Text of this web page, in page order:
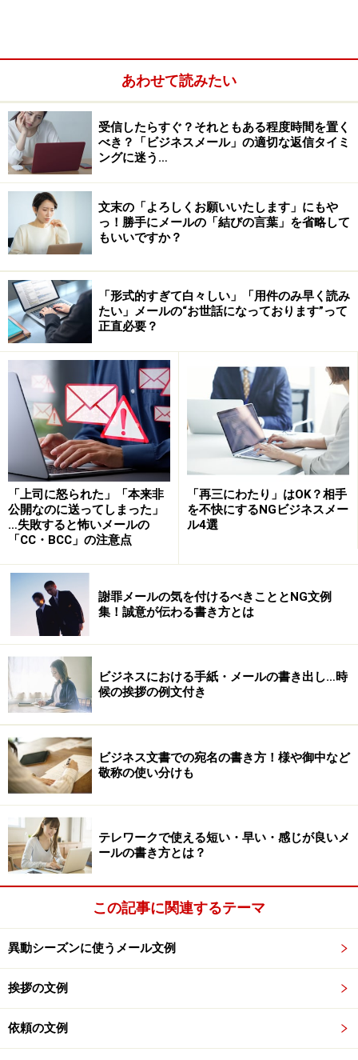
また、受信したメールを読む際には、相手の送信時刻も
チェックしてください。朝早い時刻や夜遅い時刻であれ
ば、相手は急いでいるかもしれませんので、クイックレ
スポンスを心掛けてみてください。
もしも正式な回答ができない場合は、メールを受け取っ
た旨を先に伝え、「ご依頼の件、〇〇日に改めて回答し
ます」などと伝えておけば、相手は安心します。
一方、こちらが返信する時刻は、原則として就業時間で
す。企業の就業規則で定められた始業時刻から終業時刻
までの間に送りましょう。夜中に送信すると、ブラック
企業では？と疑われてしまうかもしれません。
メール返信を効率化する方法
メール返信を効率化する方法としては、自分の中で「1
日5回、メールをチェックする」などルール化すること
をおすすめします。「出勤時、ランチ前、15時、17時、
帰社前」など、あらかじめメールを見る時間を決めてお
きます。
「メールを受信するたびに読んでは返す」を繰り返す
と、時間がいくらあっても足りません。また、受信した
メールに優先順位をつけ、重要度と緊急度の高いメール
から返信していくと効率的です。
もしも返信するタイミングを逃してしまっ
たときは
適切なタイミングに返信できなかった場合は、「返信が
遅くなり申し訳ございません」と謝ってから本題に入り
ましょう。今後もやりとりする相手であれば、事前に研
修や出張、長期休暇などで不在にする予定を伝えておく
のも一案です。
ちなみに、ある税理士事務所では、毎年確定申告の時期
あわせて読みたい
受信したらすぐ？それともある程度時間を置く
べき？「ビジネスメール」の適切な返信タイミ
ングに迷う…
文末の「よろしくお願いいたします」にもや
っ！勝手にメールの「結びの言葉」を省略して
もいいですか？
「形式的すぎて白々しい」「用件のみ早く読み
たい」メールの“お世話になっております”って
正直必要？
「上司に怒られた」「本来非
公開なのに送ってしまった」
…失敗すると怖いメールの
「CC・BCC」の注意点
「再三にわたり」はOK？相手
を不快にするNGビジネスメー
ル4選
謝罪メールの気を付けるべきこととNG文例
集！誠意が伝わる書き方とは
ビジネスにおける手紙・メールの書き出し…時
候の挨拶の例文付き
ビジネス文書での宛名の書き方！様や御中など
敬称の使い分けも
テレワークで使える短い・早い・感じが良いメ
ールの書き方とは？
この記事に関連するテーマ
異動シーズンに使うメール文例
挨拶の文例
依頼の文例